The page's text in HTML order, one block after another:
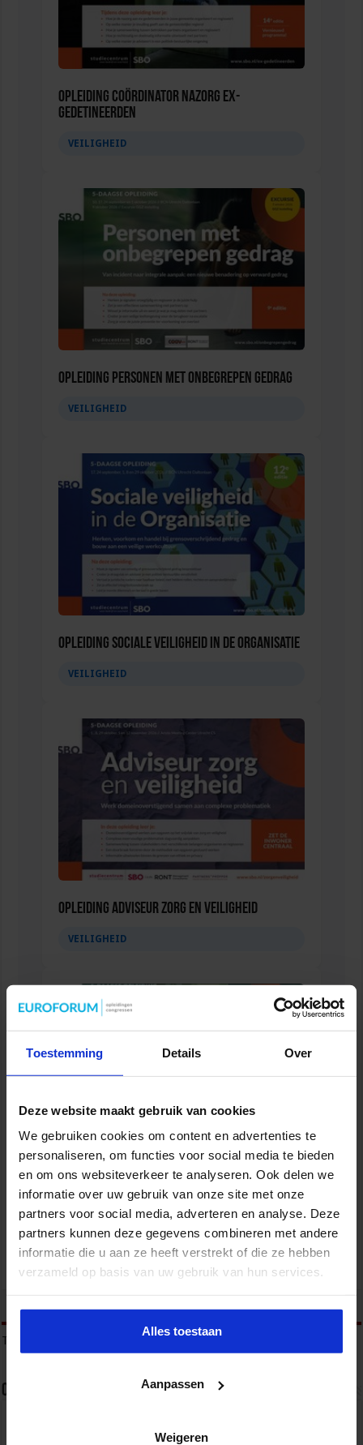
Toestemming Details Over
Deze website maakt gebruik van cookies
We gebruiken cookies om content en advertenties te
personaliseren, om functies voor social media te bieden
en om ons websiteverkeer te analyseren. Ook delen we
informatie over uw gebruik van onze site met onze
partners voor social media, adverteren en analyse. Deze
partners kunnen deze gegevens combineren met andere
informatie die u aan ze heeft verstrekt of die ze hebben
verzameld op basis van uw gebruik van hun services.
Alles toestaan
Aanpassen
Weigeren
Opleiding Coördinator nazorg ex-
gedetineerden
VEILIGHEID
Opleiding Personen met onbegrepen gedrag
VEILIGHEID
Opleiding Sociale Veiligheid in de Organisatie
VEILIGHEID
Opleiding Adviseur zorg en veiligheid
VEILIGHEID
Gebouwbeheer en veiligheid
Tags
Over sbo
organiseert jaarlijks zo’n 200 opleidingen en